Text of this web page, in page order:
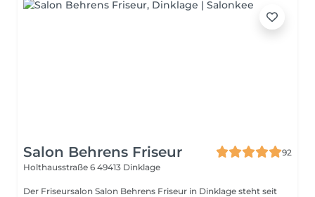
Salon Behrens Friseur
92
Holthausstraße 6 49413 Dinklage
Der Friseursalon Salon Behrens Friseur in Dinklage steht seit